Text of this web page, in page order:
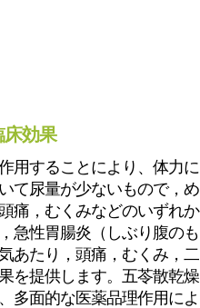
床効果
用することにより、体力に
て尿量が少ないもので，め
痛，むくみなどのいずれか
急性胃腸炎（しぶり腹のも
あたり，頭痛，むくみ，二
を提供します。五苓散乾燥
多面的な医薬品理作用によ